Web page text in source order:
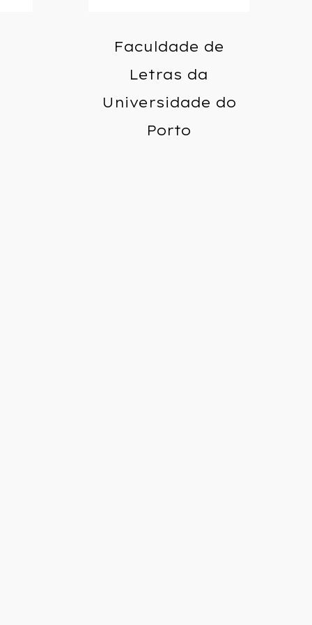
Faculdade de
Letras da
Universidade do
Porto